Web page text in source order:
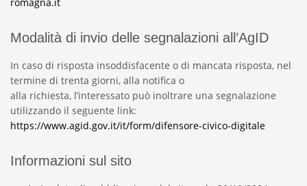
Modalità di invio delle segnalazioni all’AgID
In caso di risposta insoddisfacente o di mancata risposta, nel
termine di trenta giorni, alla notifica o
alla richiesta, l’interessato può inoltrare una segnalazione
utilizzando il seguente link:
https://www.agid.gov.it/it/form/difensore-civico-digitale
Informazioni sul sito